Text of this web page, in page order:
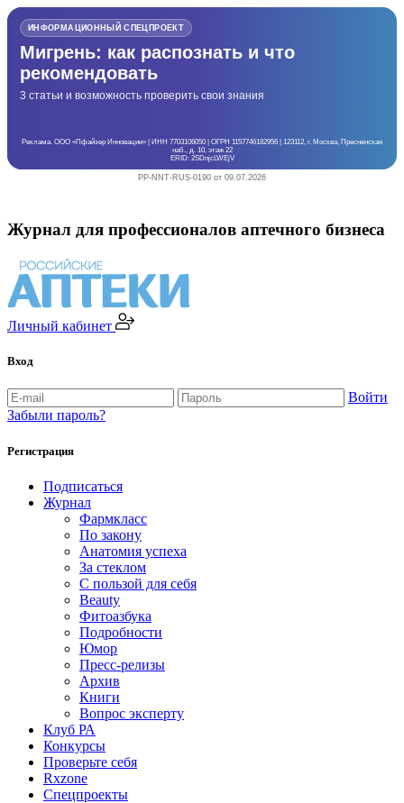
ИНФОРМАЦИОННЫЙ СПЕЦПРОЕКТ
Мигрень: как распознать и что
рекомендовать
3 статьи и возможность проверить свои знания
Реклама. ООО «Пфайзер Инновации» | ИНН 7703106050 | ОГРН 1157746182956 | 123112, г. Москва, Пресненская
наб., д. 10, этаж 22
ERID: 2SDnjcLWEjV
PP-NNT-RUS-0190 от 09.07.2026
Журнал для профессионалов аптечного бизнеса
Личный кабинет
Вход
Войти
Забыли пароль?
Регистрация
Подписаться
Журнал
Фармкласс
По закону
Анатомия успеха
За стеклом
С пользой для себя
Beauty
Фитоазбука
Подробности
Юмор
Пресс-релизы
Архив
Книги
Вопрос эксперту
Клуб РА
Конкурсы
Проверьте себя
Rxzone
Спецпроекты